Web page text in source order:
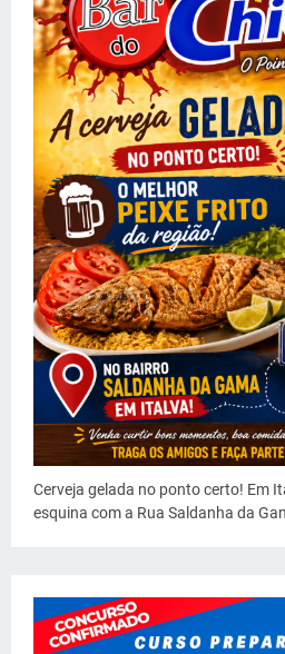
Cerveja gelada no ponto certo! Em
esquina com a Rua Saldanha da